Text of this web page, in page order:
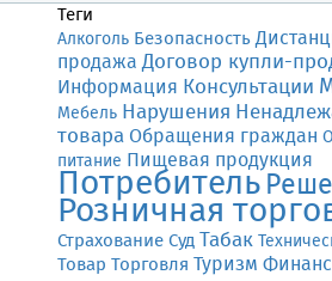
Теги
Алкоголь Безопасность
продажа Договор купли-
Информация Консультации
Мебель Нарушения
товара Обращения граждан
питание Пищевая продукция
Потребитель
Розничная
СтрахованиеСудТабак
Товар Торговля Туризм